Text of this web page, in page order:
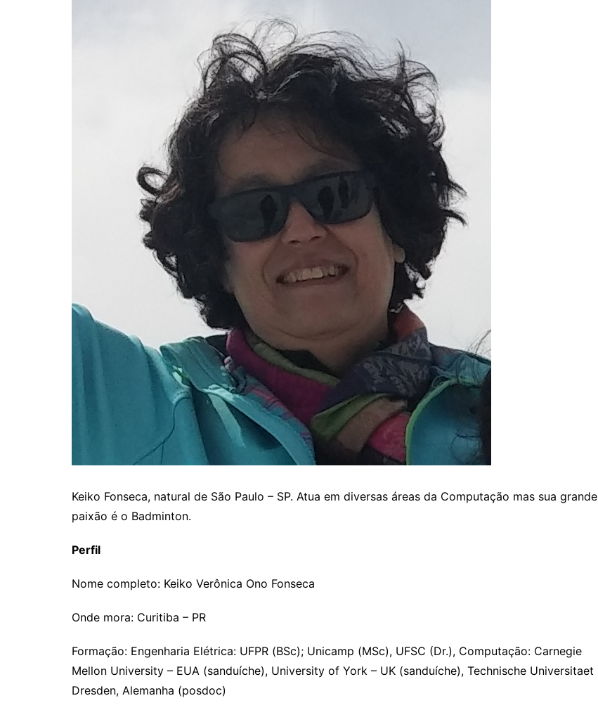
Personalidades da
Computação
Variedades
Histórico
COVID
Entrevistas
Eu sou a cara da
Hora do Chat
Controlador
Keiko Fonseca, natural de São Paulo – SP. Atua em diversas áreas da Computação mas sua grande
paixão é o Badminton.
Perfil
Nome completo: Keiko Verônica Ono Fonseca
Onde mora: Curitiba – PR
Formação: Engenharia Elétrica: UFPR (BSc); Unicamp (MSc), UFSC (Dr.), Computação: Carnegie
Mellon University – EUA (sanduíche), University of York – UK (sanduíche), Technische Universitaet
Dresden, Alemanha (posdoc)